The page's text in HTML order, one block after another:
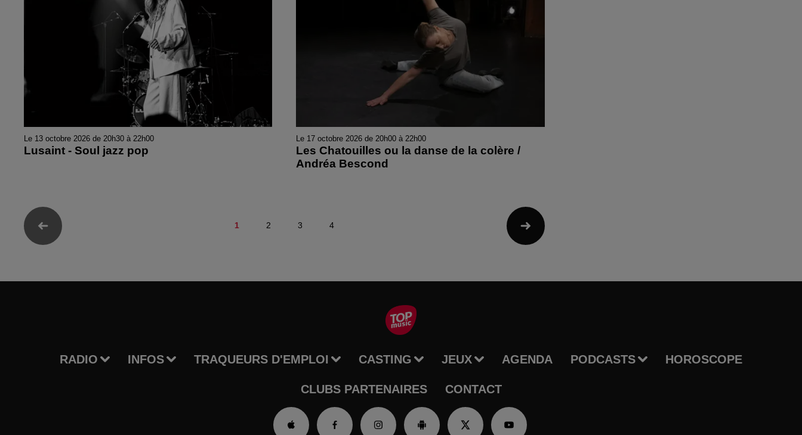
Le 13 octobre 2026 de 20h30 à 22h00
Lusaint - Soul jazz pop
Le 17 octobre 2026 de 20h00 à 22h00
Les Chatouilles ou la danse de la colère /
Andréa Bescond
1 2 3 4
RADIO INFOS TRAQUEURS D'EMPLOI CASTING JEUX AGENDA PODCASTS HOROSCOPE
CLUBS PARTENAIRES CONTACT